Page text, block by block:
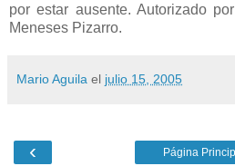
por estar ausente. Autorizado
Meneses Pizarro.
Mario Aguila el julio 15, 2005
‹ Página